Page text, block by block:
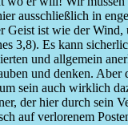
ausschließlich in
Geist ist wie der Wind,
3,8). Es kann
und allgemein
und denken. Aber
sein auch wirklich
der hier durch sein
auf verlorenem